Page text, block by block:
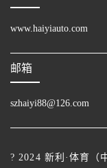
www.haiyiauto.com
邮箱
szhaiyi88@126.com
? 2024 新利·体育（